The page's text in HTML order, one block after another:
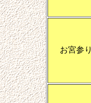
お宮参り